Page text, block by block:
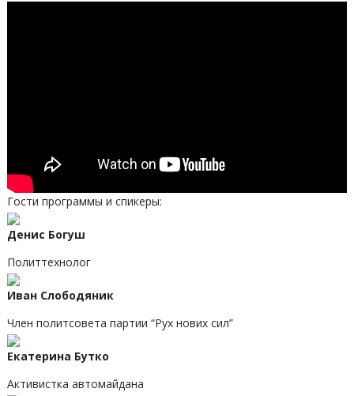
Гости программы и спикеры:
Денис Богуш
Политтехнолог
Иван Слободяник
Член политсовета партии “Рух нових сил”
Екатерина Бутко
Активистка автомайдана